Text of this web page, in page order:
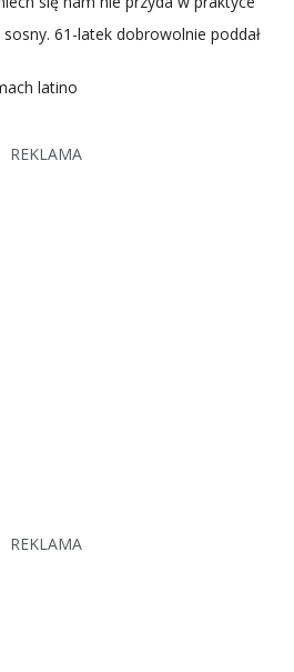
61-latek dobrowolnie poddał
latino
REKLAMA
REKLAMA